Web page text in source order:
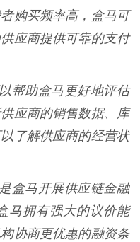
购买频率高，盒马可
应商提供可靠的支付
帮助盒马更好地评估
应商的销售数据、库
了解供应商的经营状
盒马开展供应链金融
马拥有强大的议价能
协商更优惠的融资条